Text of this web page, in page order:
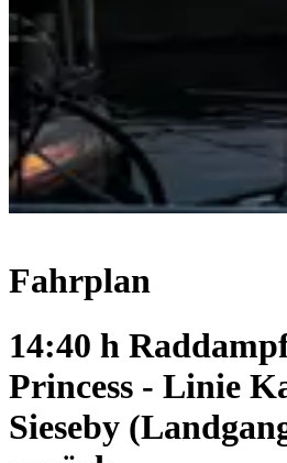
Fahrplan
14:40 h
Princess - Linie
Sieseby